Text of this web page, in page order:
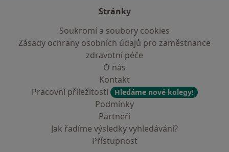
Stránky
Soukromí a soubory cookies
Zásady ochrany osobních údajů pro zaměstnance
zdravotní péče
O nás
Kontakt
Pracovní příležitosti
Hledáme nové kolegy!
Podmínky
Partneři
Jak řadíme výsledky vyhledávání?
Přístupnost